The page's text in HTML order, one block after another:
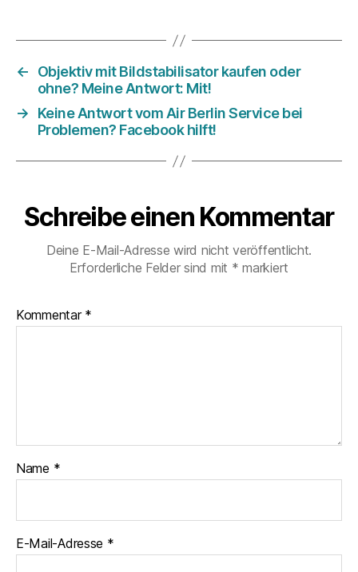
←
Objektiv mit Bildstabilisator kaufen oder
ohne? Meine Antwort: Mit!
→
Keine Antwort vom Air Berlin Service bei
Problemen? Facebook hilft!
Schreibe einen Kommentar
Deine E-Mail-Adresse wird nicht veröffentlicht.
Erforderliche Felder sind mit * markiert
Kommentar *
Name *
E-Mail-Adresse *